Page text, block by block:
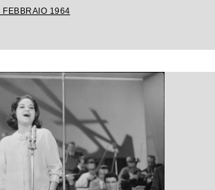
1964